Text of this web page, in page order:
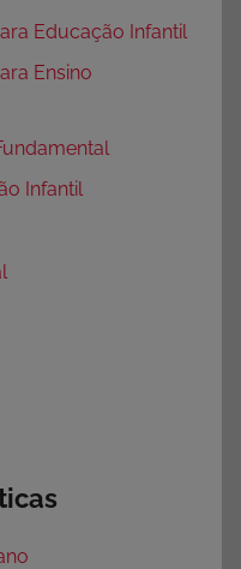
Educação Infantil
Ensino
Infantil